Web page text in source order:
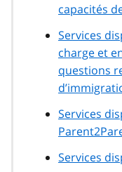
capacités
Services
charge et
questions
Services
Services